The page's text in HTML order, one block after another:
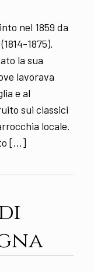
nel 1859 da
1875).
la sua
lavorava
e al
sui classici
locale.
[…]